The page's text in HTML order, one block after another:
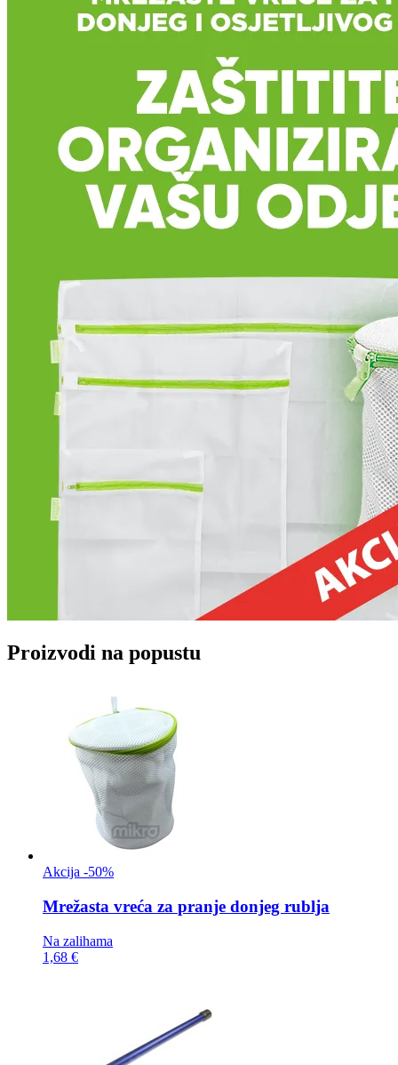
Proizvodi na popustu
Akcija -50%
Mrežasta vreća za pranje donjeg rublja
Na zalihama
1,68 €